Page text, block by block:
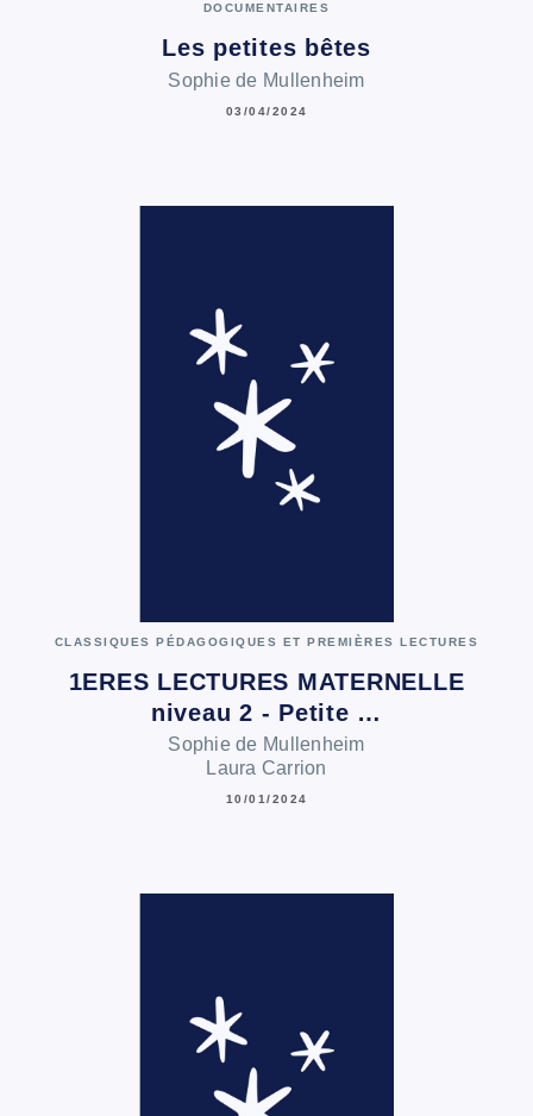
DOCUMENTAIRES
Les petites bêtes
Sophie de Mullenheim
03/04/2024
CLASSIQUES PÉDAGOGIQUES ET PREMIÈRES LECTURES
1ERES LECTURES MATERNELLE
niveau 2 - Petite …
Sophie de Mullenheim
Laura Carrion
10/01/2024